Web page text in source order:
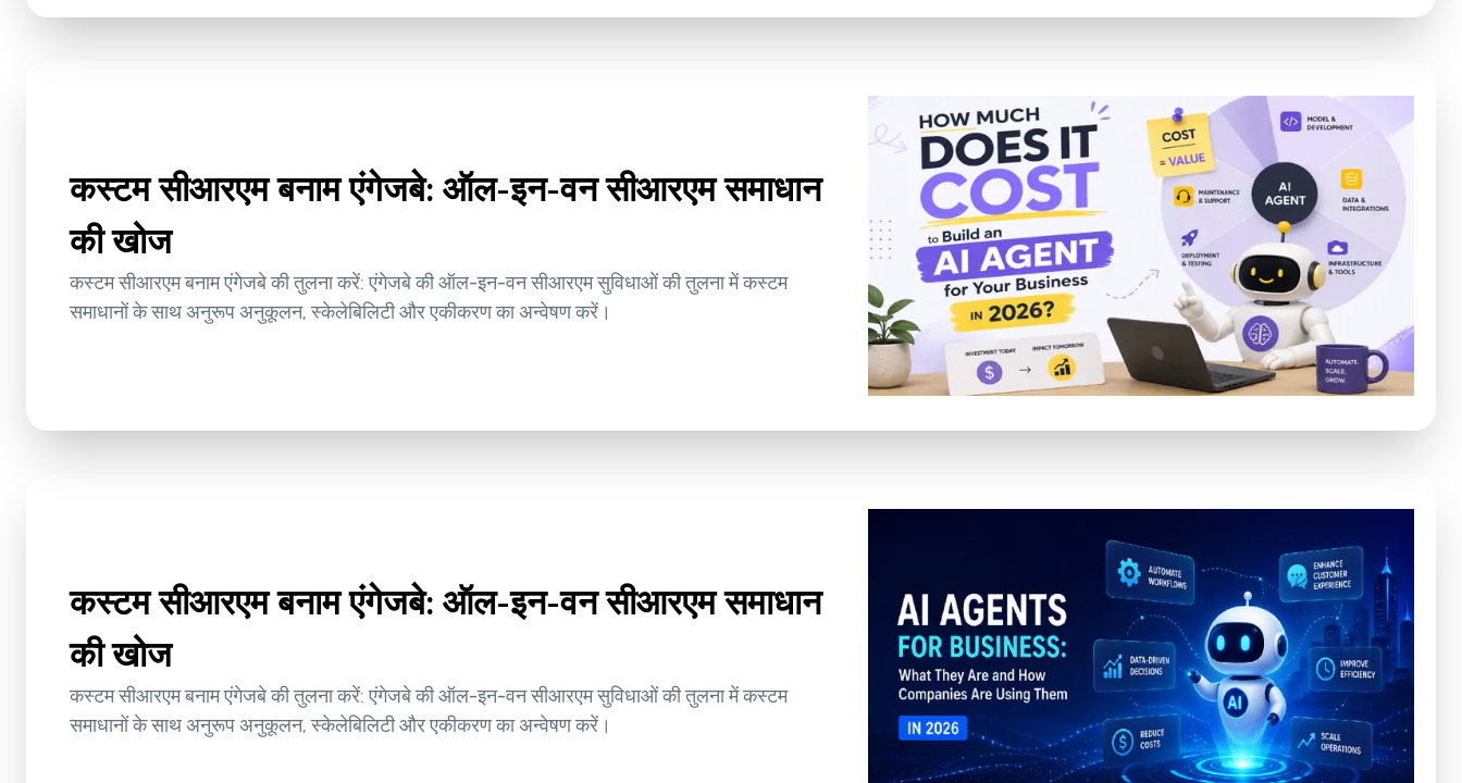
कस्टम सीआरएम बनाम एंगेजबे: ऑल-इन-वन सीआरएम समाधान
की खोज
कस्टम सीआरएम बनाम एंगेजबे की तुलना करें: एंगेजबे की ऑल-इन-वन सीआरएम सुविधाओं की तुलना में कस्टम
समाधानों के साथ अनुरूप अनुकूलन, स्केलेबिलिटी और एकीकरण का अन्वेषण करें।
कस्टम सीआरएम बनाम एंगेजबे: ऑल-इन-वन सीआरएम समाधान
की खोज
कस्टम सीआरएम बनाम एंगेजबे की तुलना करें: एंगेजबे की ऑल-इन-वन सीआरएम सुविधाओं की तुलना में कस्टम
समाधानों के साथ अनुरूप अनुकूलन, स्केलेबिलिटी और एकीकरण का अन्वेषण करें।